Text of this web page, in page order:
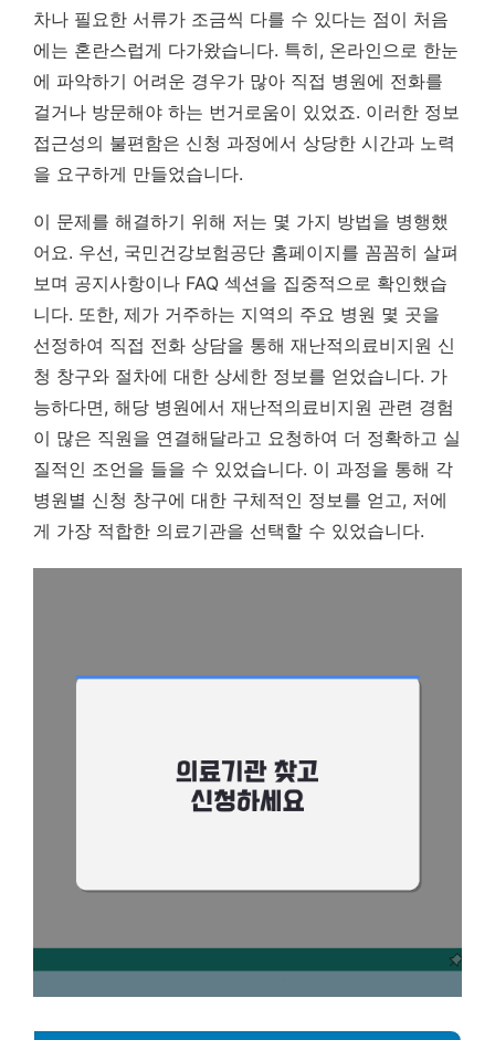
차나 필요한 서류가 조금씩 다를 수 있다는 점이 처음
에는 혼란스럽게 다가왔습니다. 특히, 온라인으로 한눈
에 파악하기 어려운 경우가 많아 직접 병원에 전화를
걸거나 방문해야 하는 번거로움이 있었죠. 이러한 정보
접근성의 불편함은 신청 과정에서 상당한 시간과 노력
을 요구하게 만들었습니다.
이 문제를 해결하기 위해 저는 몇 가지 방법을 병행했
어요. 우선, 국민건강보험공단 홈페이지를 꼼꼼히 살펴
보며 공지사항이나 FAQ 섹션을 집중적으로 확인했습
니다. 또한, 제가 거주하는 지역의 주요 병원 몇 곳을
선정하여 직접 전화 상담을 통해 재난적의료비지원 신
청 창구와 절차에 대한 상세한 정보를 얻었습니다. 가
능하다면, 해당 병원에서 재난적의료비지원 관련 경험
이 많은 직원을 연결해달라고 요청하여 더 정확하고 실
질적인 조언을 들을 수 있었습니다. 이 과정을 통해 각
병원별 신청 창구에 대한 구체적인 정보를 얻고, 저에
게 가장 적합한 의료기관을 선택할 수 있었습니다.